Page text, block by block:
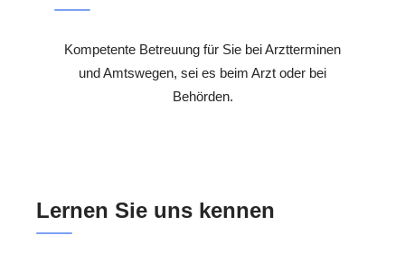
Kompetente Betreuung für Sie bei Arztterminen
und Amtswegen, sei es beim Arzt oder bei
Behörden.
Lernen Sie uns kennen